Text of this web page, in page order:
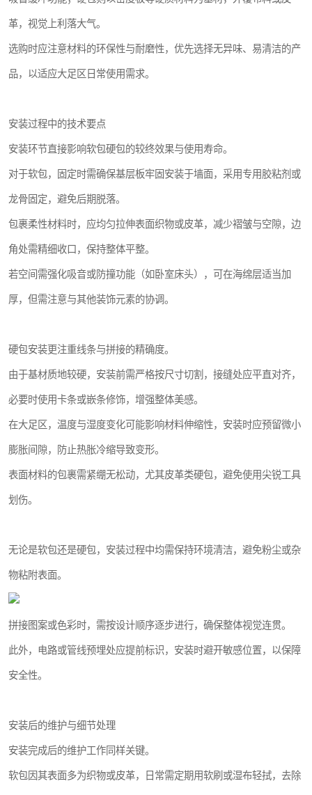
革，视觉上利落大气。
选购时应注意材料的环保性与耐磨性，优先选择无异味、易清洁的产
品，以适应大足区日常使用需求。
安装过程中的技术要点
安装环节直接影响软包硬包的较终效果与使用寿命。
对于软包，固定时需确保基层板牢固安装于墙面，采用专用胶粘剂或
龙骨固定，避免后期脱落。
包裹柔性材料时，应均匀拉伸表面织物或皮革，减少褶皱与空隙，边
角处需精细收口，保持整体平整。
若空间需强化吸音或防撞功能（如卧室床头），可在海绵层适当加
厚，但需注意与其他装饰元素的协调。
硬包安装更注重线条与拼接的精确度。
由于基材质地较硬，安装前需严格按尺寸切割，接缝处应平直对齐，
必要时使用卡条或嵌条修饰，增强整体美感。
在大足区，温度与湿度变化可能影响材料伸缩性，安装时应预留微小
膨胀间隙，防止热胀冷缩导致变形。
表面材料的包裹需紧绷无松动，尤其皮革类硬包，避免使用尖锐工具
划伤。
无论是软包还是硬包，安装过程中均需保持环境清洁，避免粉尘或杂
物粘附表面。
拼接图案或色彩时，需按设计顺序逐步进行，确保整体视觉连贯。
此外，电路或管线预埋处应提前标识，安装时避开敏感位置，以保障
安全性。
安装后的维护与细节处理
安装完成后的维护工作同样关键。
软包因其表面多为织物或皮革，日常需定期用软刷或湿布轻拭，去除